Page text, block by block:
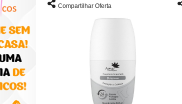
Compartilhar Oferta